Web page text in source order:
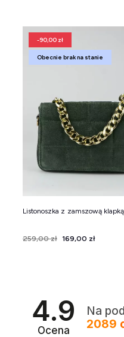
-90,00 zł
Obecnie brak na stanie
Listonoszka z zamszową klapką
Cena
Cena regularna
259,00 zł 169,00 zł
4.9
Ocena
Na
2089